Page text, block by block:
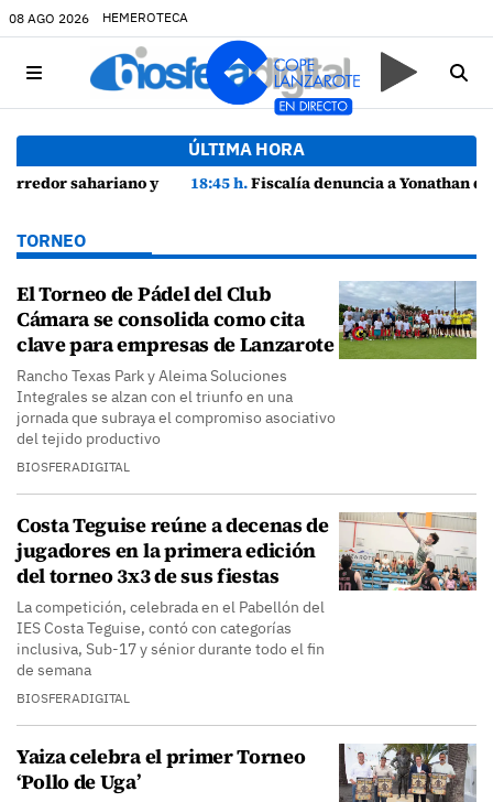
08 AGO 2026 HEMEROTECA
ÚLTIMA HORA
18:45 h.Fiscalía denuncia a Yonathan de León y a Echedey Eugenio por presuntas anomalías en contratos festivos
TORNEO
El Torneo de Pádel del Club
Cámara se consolida como cita
clave para empresas de Lanzarote
Rancho Texas Park y Aleima Soluciones
Integrales se alzan con el triunfo en una
jornada que subraya el compromiso asociativo
del tejido productivo
BIOSFERADIGITAL
Costa Teguise reúne a decenas de
jugadores en la primera edición
del torneo 3x3 de sus fiestas
La competición, celebrada en el Pabellón del
IES Costa Teguise, contó con categorías
inclusiva, Sub-17 y sénior durante todo el fin
de semana
BIOSFERADIGITAL
Yaiza celebra el primer Torneo
‘Pollo de Uga’